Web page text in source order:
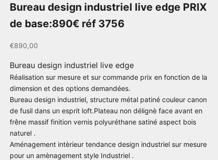
Bureau design industriel live edge PRIX
de base:890€ réf 3756
Prix de vente
€890,00
Bureau design industriel live edge
Réalisation sur mesure et sur commande prix en fonction de la
dimension et des options demandées.
Bureau design industriel, structure métal patiné couleur canon
de fusil dans un esprit loft.Plateau non délignè face avant en
frêne massif finition vernis polyuréthane satiné aspect bois
naturel .
Aménagement intèrieur tendance design industriel sur mesure
pour un amènagement style Industriel .